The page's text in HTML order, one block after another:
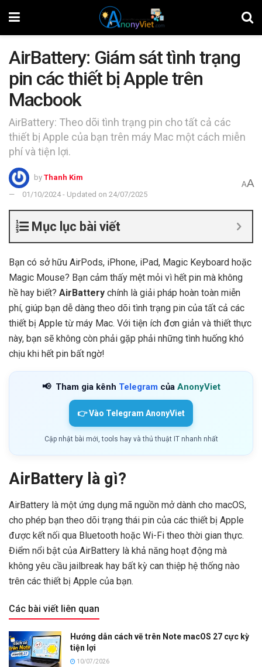
AirBattery: Giám sát tình trạng
pin các thiết bị Apple trên
Macbook
AirBattery: Theo dõi tình trạng pin cho tất cả các
thiết bị Apple của bạn trên máy Mac một cách miễn
phí và tiện lợi.
by Thanh Kim
01/10/2024 - Updated on 24/07/2025
AA
Mục lục bài viết
Bạn có sở hữu AirPods, iPhone, iPad, Magic Keyboard hoặc
Magic Mouse? Bạn cảm thấy mệt mỏi vì hết pin mà không
hề hay biết? AirBattery chính là giải pháp hoàn toàn miễn
phí, giúp bạn dễ dàng theo dõi tình trạng pin của tất cả các
thiết bị Apple từ máy Mac. Với tiện ích đơn giản và thiết thực
này, bạn sẽ không còn phải gặp phải những tình huống khó
chịu khi hết pin bất ngờ!
📢 Tham gia kênh Telegram của AnonyViet
👉 Vào Telegram AnonyViet
Cập nhật bài mới, tools hay và thủ thuật IT nhanh nhất
AirBattery là gì?
AirBattery là một ứng dụng mã nguồn mở dành cho macOS,
cho phép bạn theo dõi trạng thái pin của các thiết bị Apple
được kết nối qua Bluetooth hoặc Wi-Fi theo thời gian thực.
Điểm nổi bật của AirBattery là khả năng hoạt động mà
không yêu cầu jailbreak hay bất kỳ can thiệp hệ thống nào
trên các thiết bị Apple của bạn.
Các bài viết liên quan
Hướng dẫn cách vẽ trên Note macOS 27 cực kỳ
tiện lợi
10/07/2026